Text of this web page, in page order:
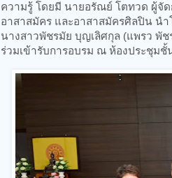
ความรู้ โดยมี นายอรัณย์ โตทวด ผู้จั
อาสาสมัคร และอาสาสมัครศิลปิน น
นางสาวพัชรมัย บุญเลิศกุล (แพรว พั
ร่วมเข้ารับการอบรม ณ ห้องประชุมชั้